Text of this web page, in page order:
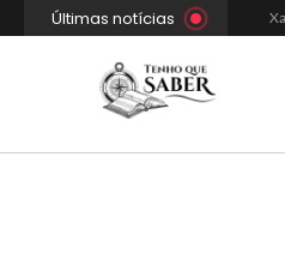
Últimas notícias